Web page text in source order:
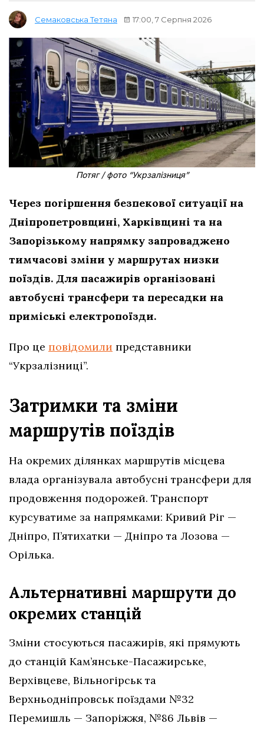
Семаковська Тетяна 17:00, 7 Серпня 2026
Потяг / фото “Укрзалізниця”
Через погіршення безпекової ситуації на
Дніпропетровщині, Харківщині та на
Запорізькому напрямку запроваджено
тимчасові зміни у маршрутах низки
поїздів. Для пасажирів організовані
автобусні трансфери та пересадки на
приміські електропоїзди.
Про це повідомили представники
“Укрзалізниці”.
Затримки та зміни
маршрутів поїздів
На окремих ділянках маршрутів місцева
влада організувала автобусні трансфери для
продовження подорожей. Транспорт
курсуватиме за напрямками: Кривий Ріг —
Дніпро, П’ятихатки — Дніпро та Лозова —
Орілька.
Альтернативні маршрути до
окремих станцій
Зміни стосуються пасажирів, які прямують
до станцій Кам’янське-Пасажирське,
Верхівцеве, Вільногірськ та
Верхньодніпровськ поїздами №32
Перемишль — Запоріжжя, №86 Львів —